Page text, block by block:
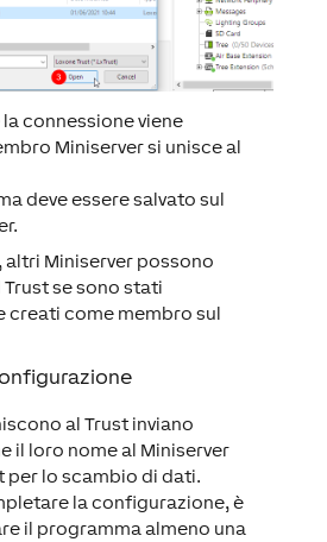
connessione viene
Miniserver si unisce al
deve essere salvato sul
altri Miniserver possono
se sono stati
creati come membro sul
al Trust inviano
il loro nome al Miniserver
per lo scambio di dati.
la configurazione, è
il programma almeno una